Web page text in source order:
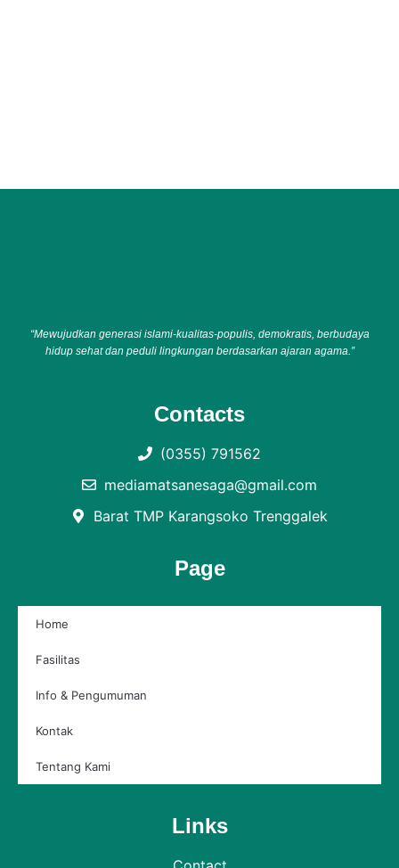
“Mewujudkan generasi islami-kualitas-populis, demokratis, berbudaya
hidup sehat dan peduli lingkungan berdasarkan ajaran agama.”
Contacts
(0355) 791562
mediamatsanesaga@gmail.com
Barat TMP Karangsoko Trenggalek
Page
Home
Fasilitas
Info & Pengumuman
Kontak
Tentang Kami
Links